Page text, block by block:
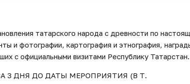
татарского народа с древности по
и фотографии, картография и этнография,
с официальными визитами Республику Татарстан.
3 ДНЯ ДО ДАТЫ МЕРОПРИЯТИЯ (В Т.